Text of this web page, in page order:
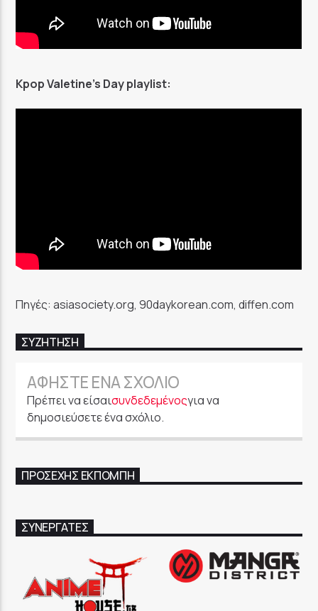
Kpop Valetine’s Day playlist:
Πηγές: asiasociety.org, 90daykorean.com, diffen.com
ΣΥΖΉΤΗΣΗ
ΑΦΉΣΤΕ ΈΝΑ ΣΧΌΛΙΟ
Πρέπει να είσαισυνδεδεμένοςγια να
δημοσιεύσετε ένα σχόλιο.
ΠΡΟΣΕΧΉΣ ΕΚΠΟΜΠΉ
ΣΥΝΕΡΓΑΤΕΣ